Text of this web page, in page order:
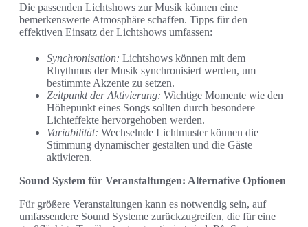
Die passenden Lichtshows zur Musik können eine
bemerkenswerte Atmosphäre schaffen. Tipps für den
effektiven Einsatz der Lichtshows umfassen:
Synchronisation: Lichtshows können mit dem
Rhythmus der Musik synchronisiert werden, um
bestimmte Akzente zu setzen.
Zeitpunkt der Aktivierung: Wichtige Momente wie den
Höhepunkt eines Songs sollten durch besondere
Lichteffekte hervorgehoben werden.
Variabilität: Wechselnde Lichtmuster können die
Stimmung dynamischer gestalten und die Gäste
aktivieren.
Sound System für Veranstaltungen: Alternative Optionen
Für größere Veranstaltungen kann es notwendig sein, auf
umfassendere Sound Systeme zurückzugreifen, die für eine